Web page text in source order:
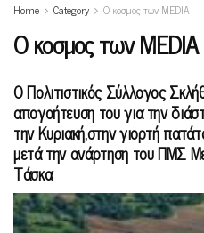
Home Category Ο κοσμος των MEDIA
Ο κοσμος των MEDIA
Ο Πολιτιστικός Σύλλογος
απογοήτευση του για την
την Κυριακή,στην γιορτή
μετά την ανάρτηση του ΠΜΣ
Τάσκα